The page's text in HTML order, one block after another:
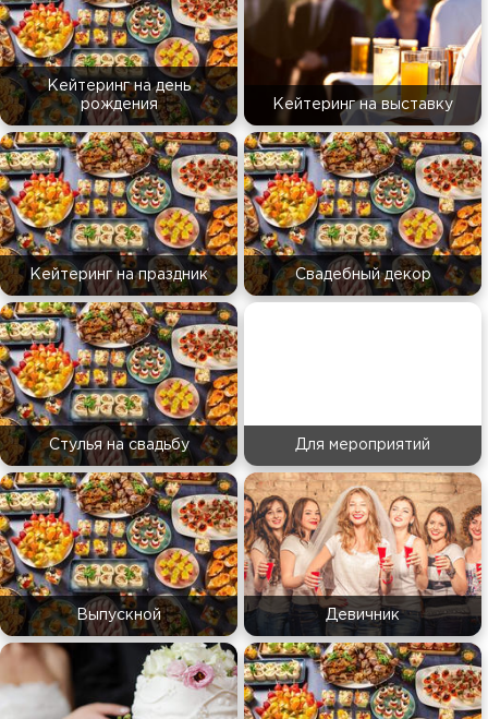
Кейтеринг на день
рождения
Кейтеринг на выставку
Кейтеринг на праздник Свадебный декор
Стулья на свадьбу Для мероприятий
Выпускной Девичник